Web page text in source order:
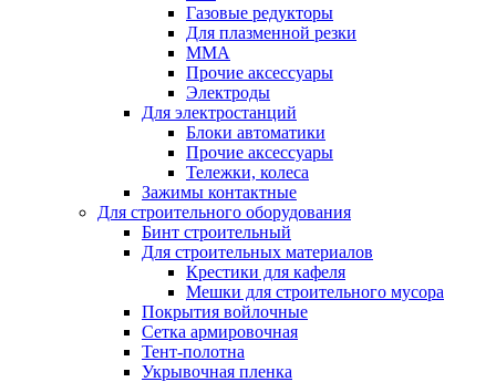
Газовые редукторы
Для плазменной резки
ММА
Прочие аксессуары
Электроды
Для электростанций
Блоки автоматики
Прочие аксессуары
Тележки, колеса
Зажимы контактные
Для строительного оборудования
Бинт строительный
Для строительных материалов
Крестики для кафеля
Мешки для строительного мусора
Покрытия войлочные
Сетка армировочная
Тент-полотна
Укрывочная пленка